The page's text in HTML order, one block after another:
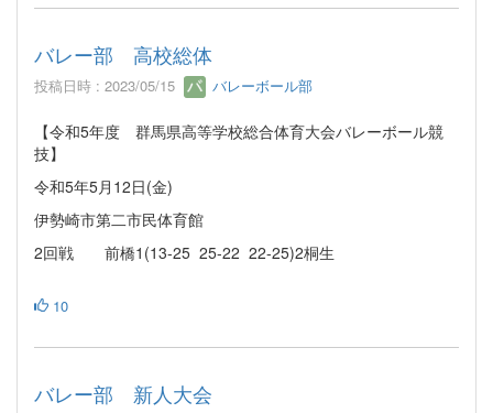
バレー部 高校総体
投稿日時 : 2023/05/15 バレーボール部
【令和5年度 群馬県高等学校総合体育大会バレーボール競
技】
令和5年5月12日(金)
伊勢崎市第二市民体育館
2回戦 前橋1(13-25 25-22 22-25)2桐生
10
バレー部 新人大会